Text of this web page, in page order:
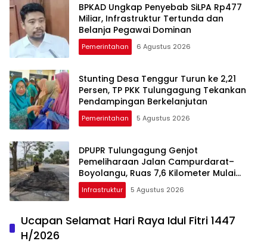
BPKAD Ungkap Penyebab SiLPA Rp477
Miliar, Infrastruktur Tertunda dan
Belanja Pegawai Dominan
Pemerintahan 6 Agustus 2026
Stunting Desa Tenggur Turun ke 2,21
Persen, TP PKK Tulungagung Tekankan
Pendampingan Berkelanjutan
Pemerintahan 5 Agustus 2026
DPUPR Tulungagung Genjot
Pemeliharaan Jalan Campurdarat–
Boyolangu, Ruas 7,6 Kilometer Mulai
Diperbaiki
Infrastruktur 5 Agustus 2026
Ucapan Selamat Hari Raya Idul Fitri 1447
H/2026